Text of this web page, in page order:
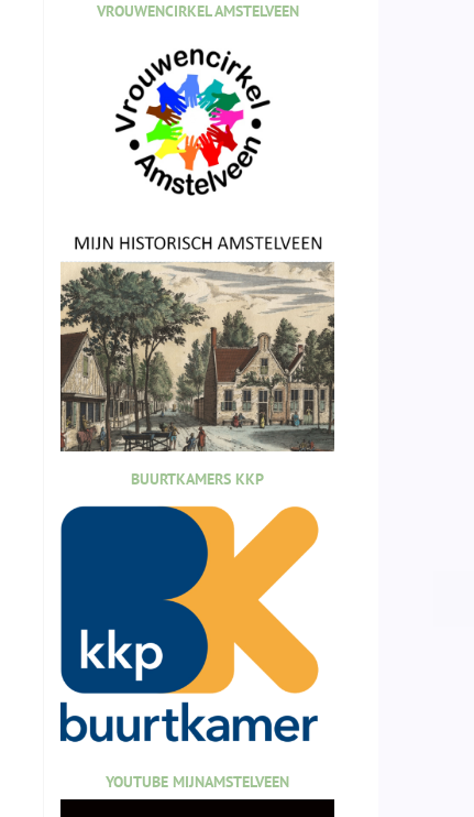
VROUWENCIRKEL AMSTELVEEN
BUURTKAMERS KKP
YOUTUBE MIJNAMSTELVEEN